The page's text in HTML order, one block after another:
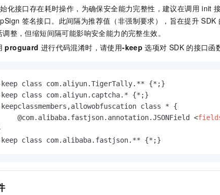
化接口存在耗时操作，为确保安全能力完整性，建议在调用 init
签名接口。此间隔为推荐值（非强制要求），旨在提升 SDK
调整，但缩短间隔可能影响安全能力的完整生效。
proguard 进行代码混淆时，请使用-keep 选项对 SDK 的接口函
class com.aliyun.TigerTally.** {*;}
class com.aliyun.captcha.* {*;}
class * {
@com.alibaba.fastjson.annotation.JSONField
<
class com.alibaba.fastjson.** {*;}